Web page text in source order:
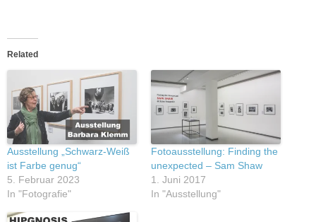
Related
Ausstellung „Schwarz-Weiß
ist Farbe genug“
5. Februar 2023
In "Fotografie"
Fotoausstellung: Finding the
unexpected – Sam Shaw
1. Juni 2017
In "Ausstellung"